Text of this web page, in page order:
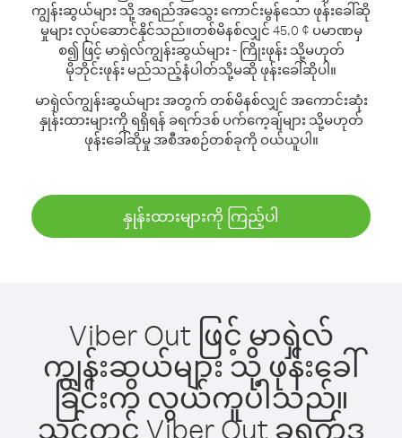
ကျွန်းဆွယ်များ သို့ အရည်အသွေး ကောင်းမွန်သော ဖုန်းခေါ်ဆို
မှုများ လုပ်ဆောင်နိုင်သည်။တစ်မိနစ်လျှင် 45.0 ¢ ပမာဏမှ
စ၍ ဖြင့် မာရှဲလ်ကျွန်းဆွယ်များ - ကြိုးဖုန်း သို့မဟုတ်
မိုဘိုင်းဖုန်း မည်သည့်နံပါတ်သို့မဆို ဖုန်းခေါ်ဆိုပါ။
မာရှဲလ်ကျွန်းဆွယ်များ အတွက် တစ်မိနစ်လျှင် အကောင်းဆုံး
နှုန်းထားများကို ရရှိရန် ခရက်ဒစ် ပက်ကေ့ချ်များ သို့မဟုတ်
ဖုန်းခေါ်ဆိုမှု အစီအစဉ်တစ်ခုကို ဝယ်ယူပါ။
နှုန်းထားများကို ကြည့်ပါ
Viber Out ဖြင့် မာရှဲလ်
ကျွန်းဆွယ်များ သို့ ဖုန်းခေါ်
ခြင်းက လွယ်ကူပါသည်။
သင့်တွင် Viber Out ခရက်ဒ